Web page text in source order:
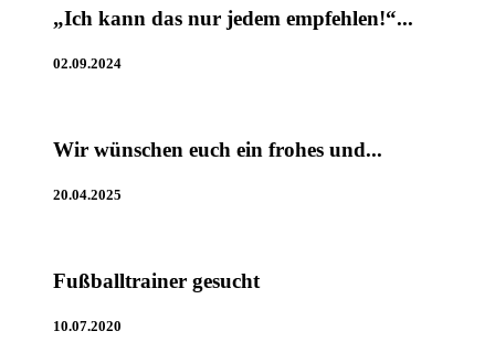
„Ich kann das nur jedem empfehlen!“...
02.09.2024
Wir wünschen euch ein frohes und...
20.04.2025
Fußballtrainer gesucht
10.07.2020